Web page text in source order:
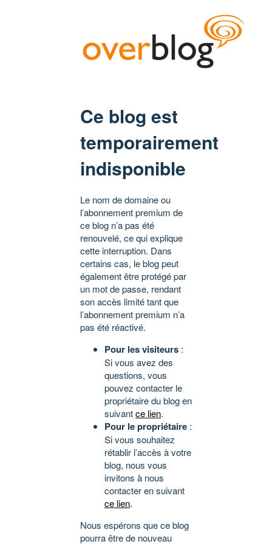
Ce blog est
temporairement
indisponible
Le nom de domaine ou
l’abonnement premium de
ce blog n’a pas été
renouvelé, ce qui explique
cette interruption. Dans
certains cas, le blog peut
également être protégé par
un mot de passe, rendant
son accès limité tant que
l’abonnement premium n’a
pas été réactivé.
Pour les visiteurs :
Si vous avez des
questions, vous
pouvez contacter le
propriétaire du blog en
suivantce lien.
Pour le propriétaire :
Si vous souhaitez
rétablir l’accès à votre
blog, nous vous
invitons à nous
contacter en suivant
ce lien.
Nous espérons que ce blog
pourra être de nouveau